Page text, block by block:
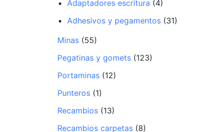
Adaptadores escritura (4)
Adhesivos y pegamentos (31)
Minas (55)
Pegatinas y gomets (123)
Portaminas (12)
Punteros (1)
Recambios (13)
Recambios carpetas (8)